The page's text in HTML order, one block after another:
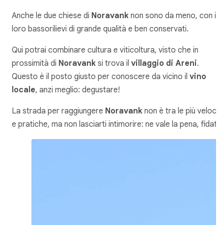
Anche le due chiese di Noravank non sono da meno, con i
loro bassorilievi di grande qualità e ben conservati.
Qui potrai combinare cultura e viticoltura, visto che in
prossimità di Noravank si trova il villaggio di Areni.
Questo è il posto giusto per conoscere da vicino il vino
locale, anzi meglio: degustare!
La strada per raggiungere Noravank non è tra le più veloci
e pratiche, ma non lasciarti intimorire: ne vale la pena, fidati!